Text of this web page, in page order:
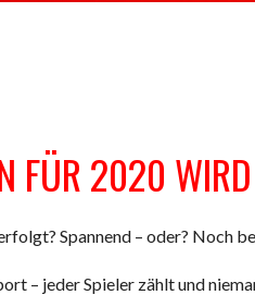
FÜR 2020
Spannend – oder? Noch
– jeder Spieler zählt und